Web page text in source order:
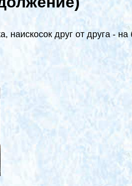
наискосок друг от друга -